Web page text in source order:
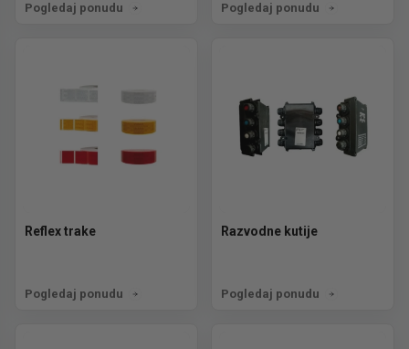
Pogledaj ponudu Pogledaj ponudu
Reflex trake
Pogledaj ponudu
Razvodne kutije
Pogledaj ponudu